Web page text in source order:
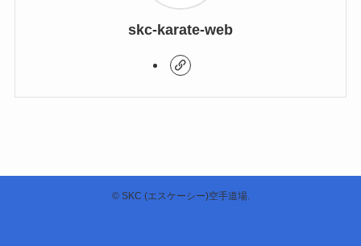
skc-karate-web
©SKC (エスケーシー)空手道場.